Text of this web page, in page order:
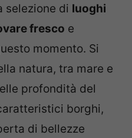
selezione di luoghi
fresco e
momento. Si
natura, tra mare e
profondità del
borghi,
di bellezze